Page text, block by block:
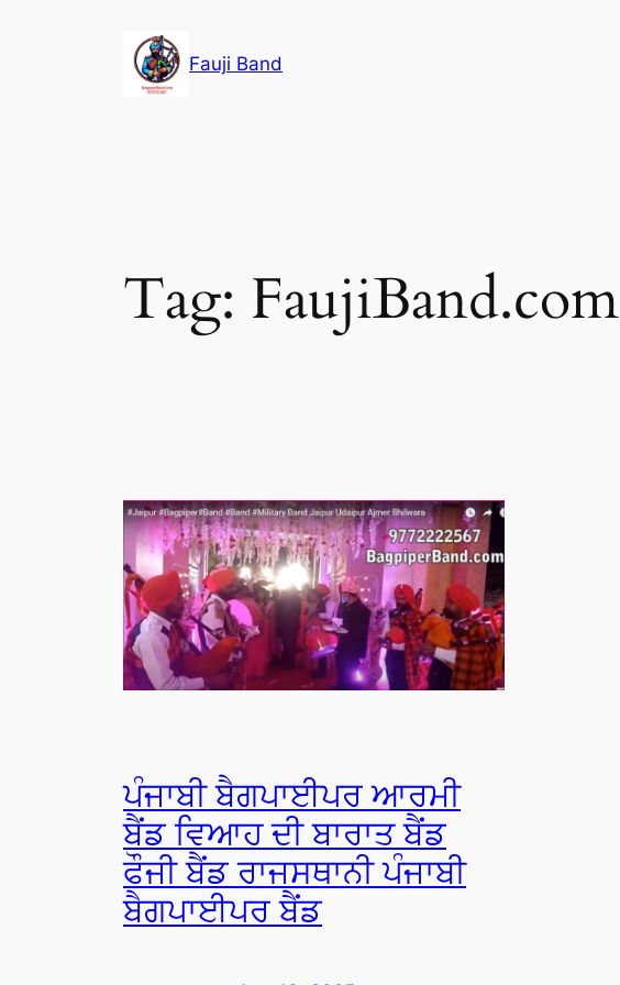
Fauji Band
Tag: FaujiBand.com
ਪੰਜਾਬੀ ਬੈਗਪਾਈਪਰ ਆਰਮੀ
ਬੈਂਡ ਵਿਆਹ ਦੀ ਬਾਰਾਤ ਬੈਂਡ
ਫੌਜੀ ਬੈਂਡ ਰਾਜਸਥਾਨੀ ਪੰਜਾਬੀ
ਬੈਗਪਾਈਪਰ ਬੈਂਡ